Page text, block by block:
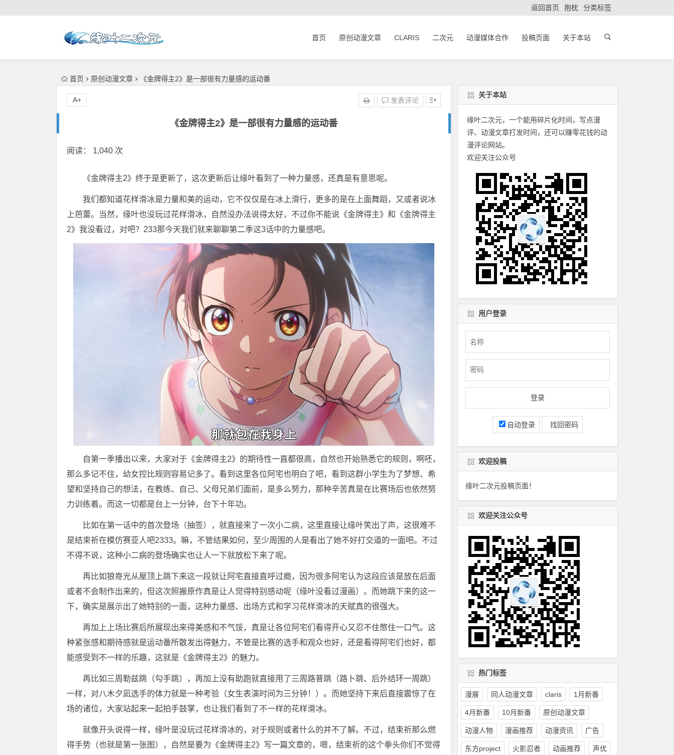
返回首页 抱枕 分类标签
首页 原创动漫文章 CLARIS 二次元 动漫媒体合作 投稿页面 关于本站
首页 原创动漫文章 《金牌得主2》是一部很有力量感的运动番
《金牌得主2》是一部很有力量感的运动番
发表评论
A+
阅读： 1,040 次
《金牌得主2》终于是更新了，这次更新后让缘叶看到了一种力量感，还真是有意思呢。
我们都知道花样滑冰是力量和美的运动，它不仅仅是在冰上滑行，更多的是在上面舞蹈，又或者说冰
上芭蕾。当然，缘叶也没玩过花样滑冰，自然没办法说得太好，不过你不能说《金牌得主》和《金牌得主
2》我没看过，对吧？233那今天我们就来聊聊第二季这3话中的力量感吧。
自第一季播出以来，大家对于《金牌得主2》的期待性一直都很高，自然也开始熟悉它的规则，啊呸，
那么多记不住，幼女控比规则容易记多了。看到这里各位阿宅也明白了吧，看到这群小学生为了梦想、希
望和坚持自己的想法，在教练、自己、父母兄弟们面前，是多么努力，那种辛苦真是在比赛场后也依然努
力训练着。而这一切都是台上一分钟，台下十年功。
比如在第一话中的首次登场（抽签），就直接来了一次小二病，这里直接让缘叶笑出了声，这很难不
是结束祈在模仿赛亚人吧2333。嘛，不管结果如何，至少周围的人是看出了她不好打交道的一面吧。不过
不得不说，这种小二病的登场确实也让人一下就放松下来了呢。
再比如狼嵜光从屋顶上跳下来这一段就让阿宅直接直呼过瘾，因为很多阿宅认为这段应该是放在后面
或者不会制作出来的，但这次照搬原作真是让人觉得特别感动呢（缘叶没看过漫画）。而她跳下来的这一
下，确实是展示出了她特别的一面，这种力量感、出场方式和学习花样滑冰的天赋真的很强大。
再加上上场比赛后所展现出来得美感和不气馁，真是让各位阿宅们看得开心又忍不住憋住一口气。这
种紧张感和期待感就是运动番所散发出得魅力，不管是比赛的选手和观众也好，还是看得阿宅们也好，都
能感受到不一样的乐趣，这就是《金牌得主2》的魅力。
再比如三周勒兹跳（勾手跳），再加上没有助跑就直接用了三周路普跳（路卜跳、后外结环一周跳）
一样，对八木夕凪选手的体力就是一种考验（女生表演时间为三分钟！）。而她坚持下来后直接震惊了在
场的诸位，大家站起来一起拍手鼓掌，也让我们看到了不一样的花样滑冰。
就像开头说得一样，缘叶是没玩过花样滑冰的，对于规则或者什么的并不了解。不过，结束祈那么燃
得手势（也就是第一张图），自然是要为《金牌得主2》写一篇文章的，嗯，结束祈的这个拳头你们不觉得
关于本站
缘叶二次元，一个能用碎片化时间，写点漫
评、动漫文章打发时间，还可以赚零花钱的动
漫评论网站。
欢迎关注公众号
用户登录
自动登录 找回密码
欢迎投稿
缘叶二次元投稿页面！
欢迎关注公众号
热门标签
漫展 同人动漫文章 claris 1月新番
4月新番 10月新番 原创动漫文章
动漫人物 漫画推荐 动漫资讯 广告
东方project 火影忍者 动画推荐 声优